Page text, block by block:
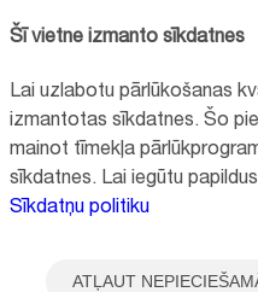
Reģistrācijas nr.:40008057120
+371 67064475
Visi kontakti
"Aktīvo iedzīvotāju fonds"
Šī vietne izmanto sīkdatnes
Lai uzlabotu pārlūkošanas
izmantotas sīkdatnes. Šo
mainot tīmekļa
sīkdatnes. Lai iegūtu
Sīkdatņu politiku
ATĻAUT